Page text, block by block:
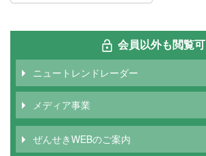
会員以外も閲覧可
ニュートレンドレーダー
メディア事業
ぜんせきWEBのご案内